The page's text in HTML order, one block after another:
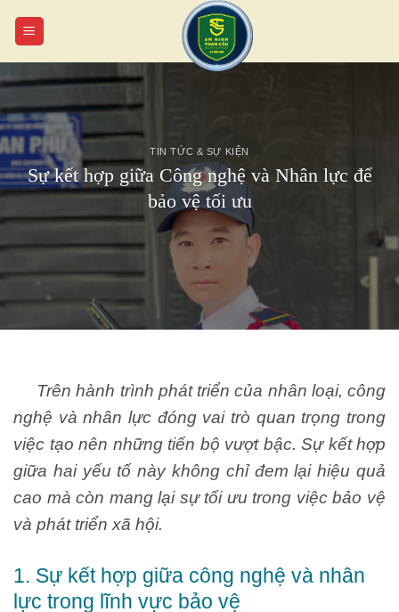
đến
dung
TIN TỨC & SỰ KIỆN
Sự kết hợp giữa Công nghệ và Nhân lực để
bảo vệ tối ưu
Trên hành trình phát triển của nhân loại, công
nghệ và nhân lực đóng vai trò quan trọng trong
việc tạo nên những tiến bộ vượt bậc. Sự kết hợp
giữa hai yếu tố này không chỉ đem lại hiệu quả
cao mà còn mang lại sự tối ưu trong việc bảo vệ
và phát triển xã hội.
1. Sự kết hợp giữa công nghệ và nhân
lực trong lĩnh vực bảo vệ